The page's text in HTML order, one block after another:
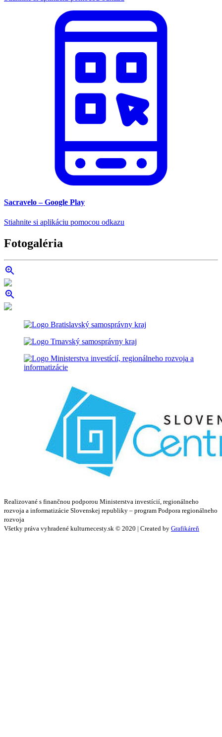
Sacravelo – Google Play
Stiahnite si aplikáciu pomocou odkazu
Fotogaléria
Realizované s finančnou podporou Ministerstva investícií, regionálneho
rozvoja a informatizácie Slovenskej republiky – program Podpora regionálneho
rozvoja
Všetky práva vyhradené kulturnecesty.sk © 2020 | Created by Grafikáreň